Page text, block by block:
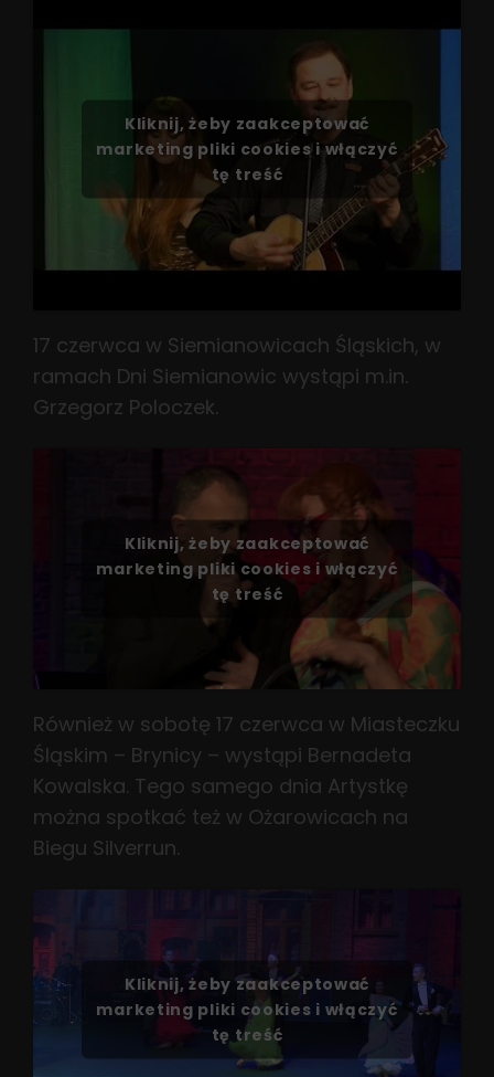
Kliknij, żeby zaakceptować
marketing pliki cookies i włączyć
tę treść
17 czerwca w Siemianowicach Śląskich, w
ramach Dni Siemianowic wystąpi m.in.
Grzegorz Poloczek.
Kliknij, żeby zaakceptować
marketing pliki cookies i włączyć
tę treść
Również w sobotę 17 czerwca w Miasteczku
Śląskim – Brynicy – wystąpi Bernadeta
Kowalska. Tego samego dnia Artystkę
można spotkać też w Ożarowicach na
Biegu Silverrun.
Kliknij, żeby zaakceptować
marketing pliki cookies i włączyć
tę treść